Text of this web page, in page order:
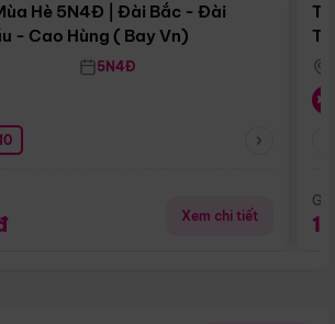
Hè 5N4Đ | Đài Bắc - Đài
- Cao Hùng ( Bay Vn)
5N4Đ
Xem chi tiết